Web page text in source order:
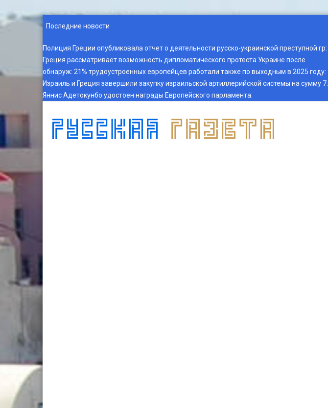
Последние новости
Полиция Греции опубликовала отчет о деятельности русско-украинской преступной гр:
Греция рассматривает возможность дипломатического протеста Украине после
обнаруж: 21% трудоустроенных европейцев работали также по выходным в 2025 году:
Израиль и Греция завершили закупку израильской артиллерийской системы на сумму 7:
Яннис Адетокунбо удостоен награды Европейского парламента: